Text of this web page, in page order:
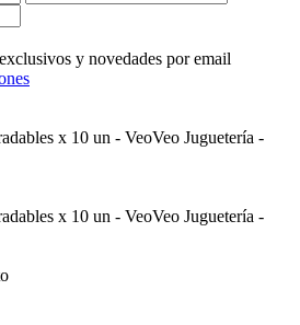
y novedades por email